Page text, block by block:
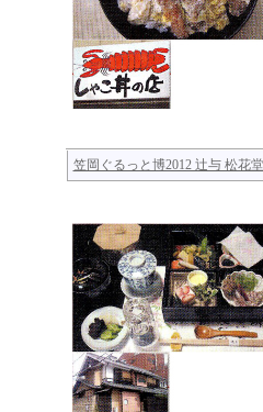
笠岡ぐるっと博2012 辻与 松花